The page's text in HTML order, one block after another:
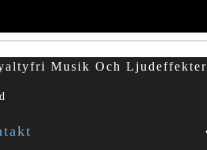
Musik Och Ljudeffekter